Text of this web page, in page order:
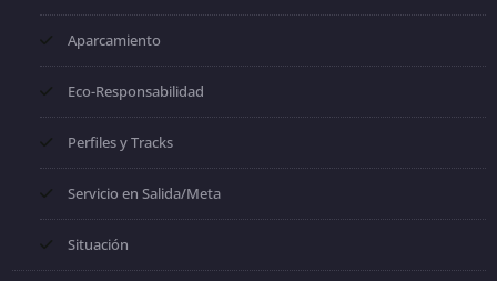
Aparcamiento
Eco-Responsabilidad
Perfiles y Tracks
Servicio en Salida/Meta
Situación